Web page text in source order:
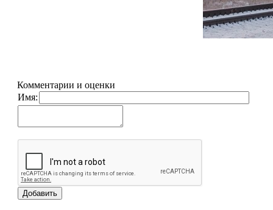
Комментарии и оценки
Имя: